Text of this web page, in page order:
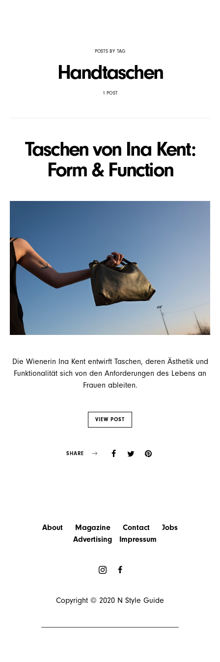
POSTS BY TAG
Handtaschen
1 POST
Taschen von Ina Kent:
Form & Function
Die Wienerin Ina Kent entwirft Taschen, deren Ästhetik und
Funktionalität sich von den Anforderungen des Lebens an
Frauen ableiten.
VIEW POST
SHARE
About Magazine Contact
Jobs
Advertising
Impressum
Copyright © 2020 N Style Guide